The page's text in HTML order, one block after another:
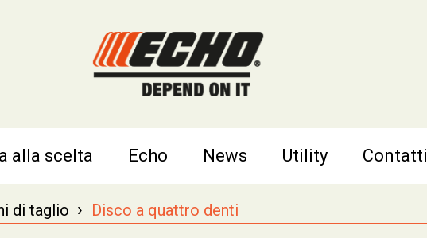
alla scelta Echo News Utility Contatti
di taglio › Disco a quattro denti